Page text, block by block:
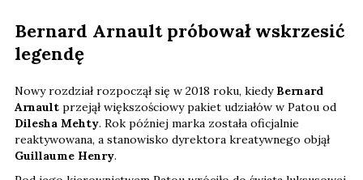
Bernard Arnault próbował wskrzesić
legendę
Nowy rozdział rozpoczął się w 2018 roku, kiedy Bernard
Arnault przejął większościowy pakiet udziałów w Patou od
Dilesha Mehty. Rok później marka została oficjalnie
reaktywowana, a stanowisko dyrektora kreatywnego objął
Guillaume Henry.